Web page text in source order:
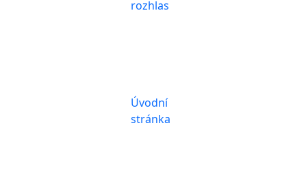
rozhlas
Úvodní
stránka